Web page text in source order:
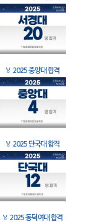
🏅 2025 중앙대 합격
🏅 2025 단국대 합격
🏅 2025 동덕여대 합격